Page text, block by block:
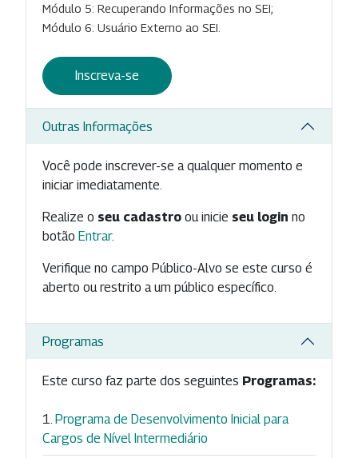
Módulo 5: Recuperando Informações no SEI;
Módulo 6: Usuário Externo ao SEI.
Inscreva-se
Outras Informações
Você pode inscrever-se a qualquer momento e
iniciar imediatamente.
Realize o seu cadastro ou inicie seu login no
botão Entrar.
Verifique no campo Público-Alvo se este curso é
aberto ou restrito a um público específico.
Programas
Este curso faz parte dos seguintes Programas:
Programa de Desenvolvimento Inicial para
Cargos de Nível Intermediário